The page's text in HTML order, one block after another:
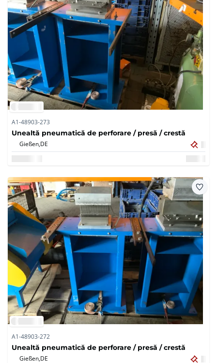
A1-48903-273
Unealtă pneumatică de perforare / presă / crestă
Gießen,DE
A1-48903-272
Unealtă pneumatică de perforare / presă / crestă
Gießen,DE